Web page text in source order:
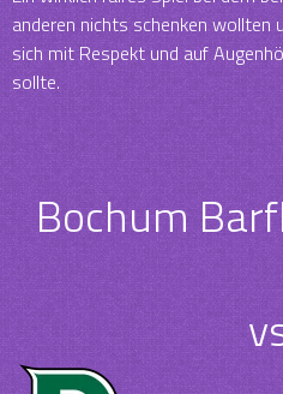
anderen nichts schenken wollten
sich mit Respekt und auf
sollte.
Bochum